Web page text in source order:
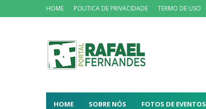
HOME POLITICA DE PRIVACIDADE TERMO DE USO
HOME SOBRE NÓS FOTOS DE EVENTOS